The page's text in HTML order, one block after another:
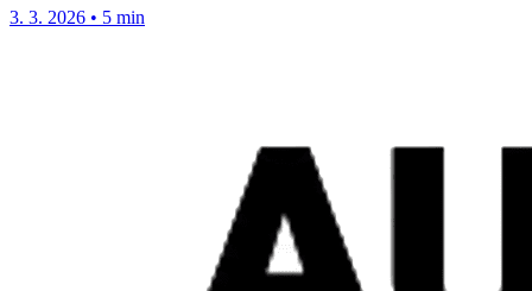
3. 3. 2026 • 5 min